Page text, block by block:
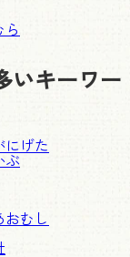
いキーワー
げた
ぶ
むし